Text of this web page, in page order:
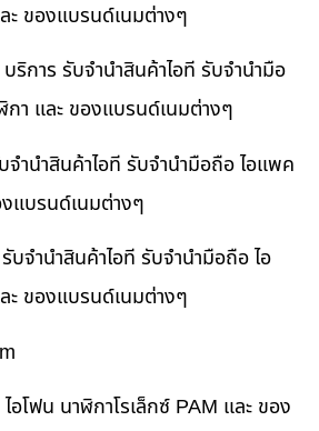
ะ ของแบรนด์เนมต่างๆ
ริการ รับจำนำสินค้าไอที รับจำนำมือ
า และ ของแบรนด์เนมต่างๆ
ำนำสินค้าไอที รับจำนำมือถือ ไอแพค
แบรนด์เนมต่างๆ
บจำนำสินค้าไอที รับจำนำมือถือ ไอ
ะ ของแบรนด์เนมต่างๆ
อโฟน นาฬิกาโรเล็กซ์ PAM และ ของ